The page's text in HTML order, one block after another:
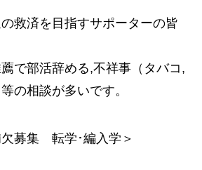
救済を目指すサポーターの皆
で部活辞める,不祥事（タバコ,
の相談が多いです。
欠募集 転学･編入学＞